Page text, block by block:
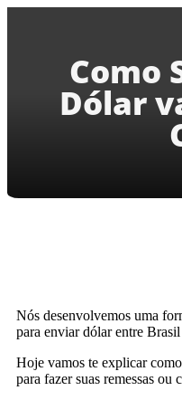
Como
Dólar
Nós desenvolvemos uma
para enviar dólar entre
Hoje vamos te explicar
para fazer suas remessas